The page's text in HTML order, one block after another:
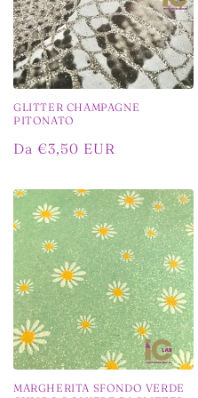
o
n
e
:
GLITTER CHAMPAGNE
PITONATO
Prezzo
listino
Da €3,50 EUR
MARGHERITA SFONDO VERDE